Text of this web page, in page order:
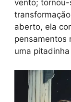
vento;
aberto, ela
pensamentos
uma